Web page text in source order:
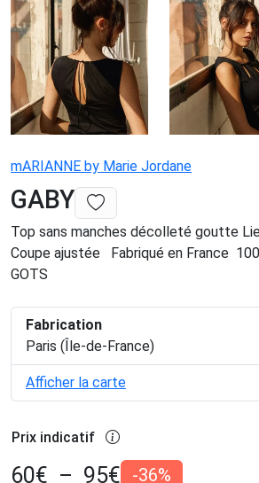
mARIANNE by Marie Jordane
GABY
Top sans manches décolleté goutte
Coupe ajustée Fabriqué en France
GOTS
Fabrication
Paris (Île-de-France)
Afficher la carte
Prix indicatif
60€ – 95€ -36%